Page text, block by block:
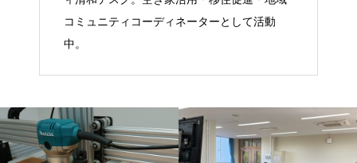
コミュニティコーディネーターとして活動
中。